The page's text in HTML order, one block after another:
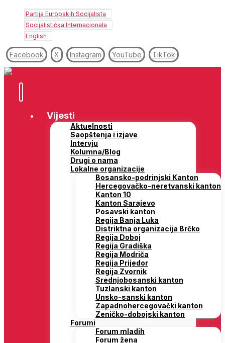
Partija Europskih Socijalista
Socijalistička Internacionala
English
Facebook X Instagram YouTube TikTok
Vijesti
Aktuelnosti
Saopštenja i izjave
Intervju
Kolumna/Blog
Drugi o nama
Lokalne organizacije
Bosansko-podrinjski Kanton
Hercegovačko-neretvanski kanton
Kanton 10
Kanton Sarajevo
Posavski kanton
Regija Banja Luka
Distriktna organizacija Brčko
Regija Doboj
Regija Gradiška
Regija Modriča
Regija Prijedor
Regija Zvornik
Srednjobosanski kanton
Tuzlanski kanton
Unsko-sanski kanton
Zapadnohercegovački kanton
Zeničko-dobojski kanton
Forumi
Forum mladih
Forum žena